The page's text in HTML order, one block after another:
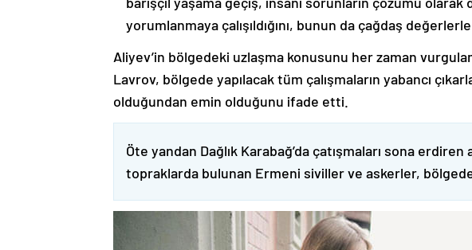
yorumlanmaya çalışıldığını, bunun da çağdaş
Aliyev’in bölgedeki uzlaşma konusunu her zaman
Lavrov, bölgede yapılacak tüm çalışmaların yabancı
olduğundan emin olduğunu ifade etti.
Öte yandan Dağlık Karabağ’da çatışmaları sona
topraklarda bulunan Ermeni siviller ve askerler,